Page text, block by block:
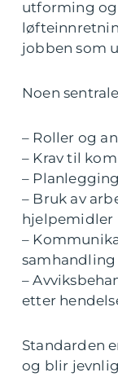
utforming og
jobben som
Noen
– Roller og
– Krav til
–
– Bruk av
hjelpemidler
–
samhandling
–
etter
Standarden
og blir